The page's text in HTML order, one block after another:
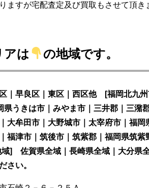
ますが宅配査定及び買取もさせて頂き
アは の地域です。
｜早良区｜東区｜西区他 [福岡北九
きは市｜みやま市｜三井郡｜三潴
大牟田市｜大野城市｜太宰府市｜福
福津市｜筑後市｜筑紫郡｜福岡県筑
] 佐賀県全域｜長崎県全域｜大分県
さい。